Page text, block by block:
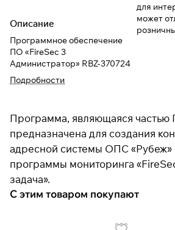
Описание
Программное обеспечение
ПО «FireSec 3
Администратор» RBZ-370724
Подробности
для
может
Программа, являющаяся частью
предназначена для создания
адресной системы ОПС «Рубеж»
программы мониторинга
задача».
С этим товаром покупают